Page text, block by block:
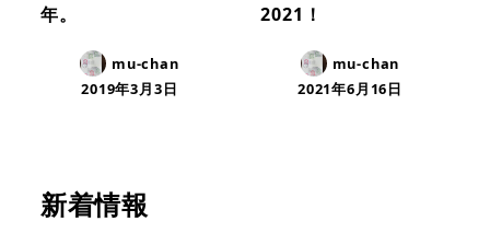
年。
mu-chan
2019年3月3日
2021！
mu-chan
2021年6月16日
新着情報